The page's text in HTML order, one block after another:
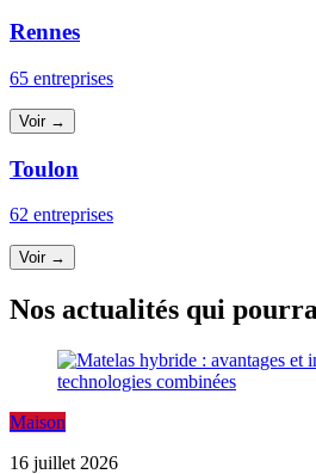
Rennes
65 entreprises
Voir →
Toulon
62 entreprises
Voir →
Nos actualités qui
Maison
16 juillet 2026